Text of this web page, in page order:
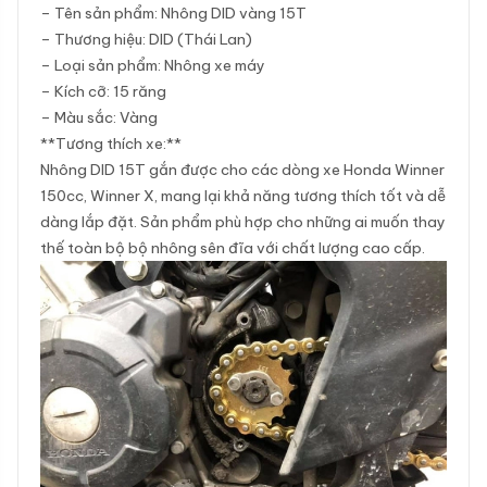
– Tên sản phẩm: Nhông DID vàng 15T
– Thương hiệu: DID (Thái Lan)
– Loại sản phẩm: Nhông xe máy
– Kích cỡ: 15 răng
– Màu sắc: Vàng
**Tương thích xe:**
Nhông DID 15T gắn được cho các dòng xe Honda Winner
150cc, Winner X, mang lại khả năng tương thích tốt và dễ
dàng lắp đặt. Sản phẩm phù hợp cho những ai muốn thay
thế toàn bộ bộ nhông sên đĩa với chất lượng cao cấp.